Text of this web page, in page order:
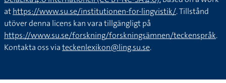
athttps://www.su.se/institutionen-for-lingvistik/. Tillstånd
utöver denna licens kan vara tillgängligt på
https://www.su.se/forskning/forskningsämnen/teckenspråk.
Kontakta oss viateckenlexikon@ling.su.se.